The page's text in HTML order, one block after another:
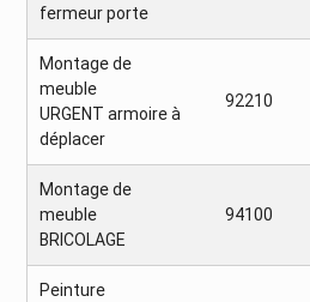
fermeur porte
Montage de
meuble
URGENT armoire à
déplacer
92210
Montage de
meuble
BRICOLAGE
94100
Peinture